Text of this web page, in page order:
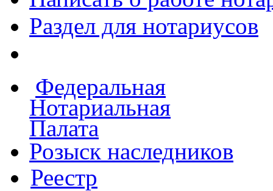
Раздел для нотариусов
Федеральная
Нотариальная
Палата
Розыск наследников
Реестр